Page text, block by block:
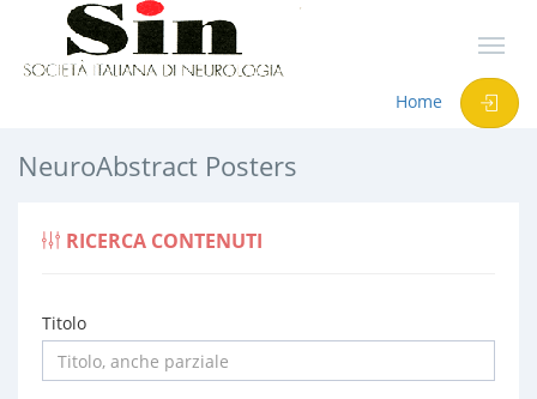
Home
NeuroAbstract Posters
RICERCA CONTENUTI
Titolo